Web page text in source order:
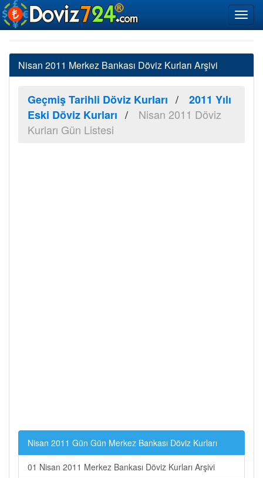
Nisan 2011 Merkez Bankası Döviz Kurları Arşivi
Geçmiş Tarihli Döviz Kurları
2011 Yılı
Eski Döviz Kurları
Nisan 2011 Döviz
Kurları Gün Listesi
Nisan 2011 Gün Gün Merkez Bankası Döviz Kurları
01 Nisan 2011 Merkez Bankası Döviz Kurları Arşivi